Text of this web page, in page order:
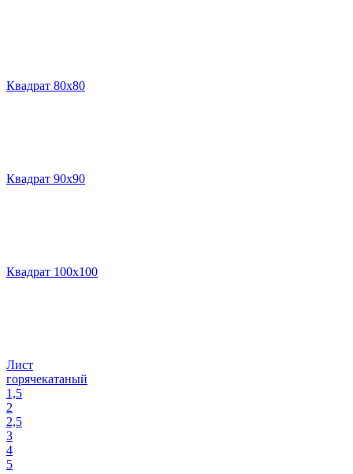
Квадрат 80х80
Квадрат 90х90
Квадрат 100х100
Лист
горячекатаный
1,5
2
2,5
3
4
5